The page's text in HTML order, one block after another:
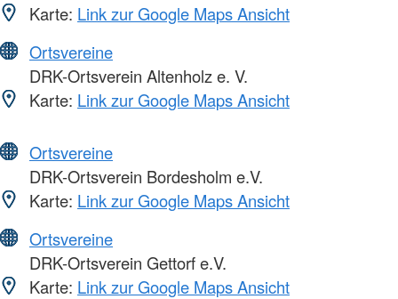
Karte: Link zur Google Maps Ansicht
Ortsvereine
DRK-Ortsverein Altenholz e. V.
Karte: Link zur Google Maps Ansicht
Ortsvereine
DRK-Ortsverein Bordesholm e.V.
Karte: Link zur Google Maps Ansicht
Ortsvereine
DRK-Ortsverein Gettorf e.V.
Karte: Link zur Google Maps Ansicht